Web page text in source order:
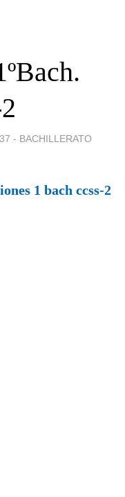
- BACHILLERATO
1 bach ccss-2